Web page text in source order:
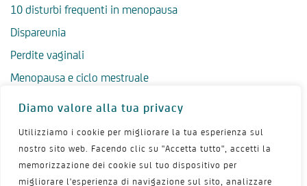
Diamo valore alla tua privacy
Utilizziamo i cookie per migliorare la tua esperienza sul
nostro sito web. Facendo clic su "Accetta tutto", accetti la
memorizzazione dei cookie sul tuo dispositivo per
migliorare l'esperienza di navigazione sul sito, analizzare
10 disturbi frequenti in menopausa
Dispareunia
Perdite vaginali
Menopausa e ciclo mestruale
Salute psicologica in menopausa
Igiene intima in menopausa